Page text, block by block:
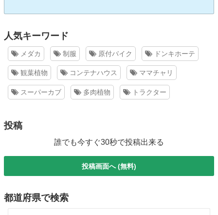
人気キーワード
メダカ 制服 原付バイク ドンキホーテ
観葉植物 コンテナハウス ママチャリ
スーパーカブ 多肉植物 トラクター
投稿
誰でも今すぐ30秒で投稿出来る
投稿画面へ (無料)
都道府県で検索